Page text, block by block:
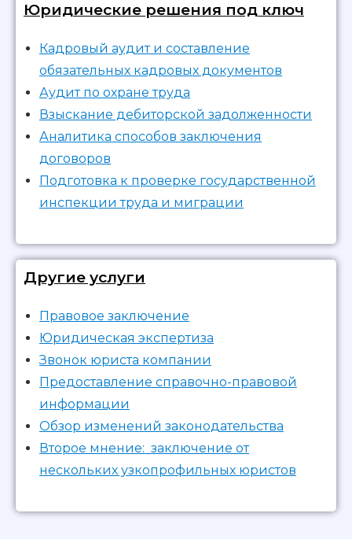
Юридические решения под ключ
Кадровый аудит и составление
обязательных кадровых документов
Аудит по охране труда
Взыскание дебиторской задолженности
Аналитика способов заключения
договоров
Подготовка к проверке государственной
инспекции труда и миграции
Другие услуги
Правовое заключение
Юридическая экспертиза
Звонок юриста компании
Предоставление справочно-правовой
информации
Обзор изменений законодательства
Второе мнение: заключение от
нескольких узкопрофильных юристов